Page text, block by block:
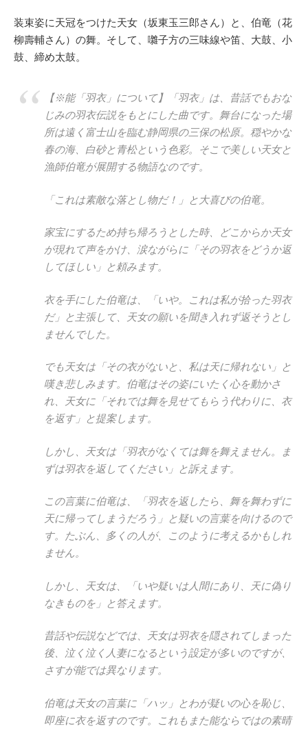
装束姿に天冠をつけた天女（坂東玉三郎さん）と、伯竜（花
柳壽輔さん）の舞。そして、囃子方の三味線や笛、大鼓、小
鼓、締め太鼓。
【※能「羽衣」について】「羽衣」は、昔話でもおな
じみの羽衣伝説をもとにした曲です。舞台になった場
所は遠く富士山を臨む静岡県の三保の松原。穏やかな
春の海、白砂と青松という色彩。そこで美しい天女と
漁師伯竜が展開する物語なのです。
「これは素敵な落とし物だ！」と大喜びの伯竜。
家宝にするため持ち帰ろうとした時、どこからか天女
が現れて声をかけ、涙ながらに「その羽衣をどうか返
してほしい」と頼みます。
衣を手にした伯竜は、「いや。これは私が拾った羽衣
だ」と主張して、天女の願いを聞き入れず返そうとし
ませんでした。
でも天女は「その衣がないと、私は天に帰れない」と
嘆き悲しみます。伯竜はその姿にいたく心を動かさ
れ、天女に「それでは舞を見せてもらう代わりに、衣
を返す」と提案します。
しかし、天女は「羽衣がなくては舞を舞えません。ま
ずは羽衣を返してください」と訴えます。
この言葉に伯竜は、「羽衣を返したら、舞を舞わずに
天に帰ってしまうだろう」と疑いの言葉を向けるので
す。たぶん、多くの人が、このように考えるかもしれ
ません。
しかし、天女は、「いや疑いは人間にあり、天に偽り
なきものを」と答えます。
昔話や伝説などでは、天女は羽衣を隠されてしまった
後、泣く泣く人妻になるという設定が多いのですが、
さすが能では異なります。
伯竜は天女の言葉に「ハッ」とわが疑いの心を恥じ、
即座に衣を返すのです。これもまた能ならではの素晴